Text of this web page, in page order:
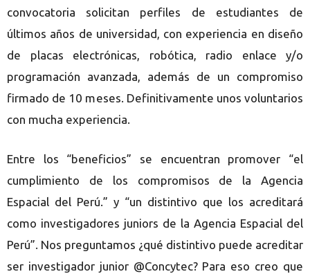
convocatoria solicitan perfiles de estudiantes de
últimos años de universidad, con experiencia en diseño
de placas electrónicas, robótica, radio enlace y/o
programación avanzada, además de un compromiso
firmado de 10 meses. Definitivamente unos voluntarios
con mucha experiencia.
Entre los “beneficios” se encuentran promover “el
cumplimiento de los compromisos de la Agencia
Espacial del Perú.” y “un distintivo que los acreditará
como investigadores juniors de la Agencia Espacial del
Perú”. Nos preguntamos ¿qué distintivo puede acreditar
ser investigador junior @Concytec? Para eso creo que